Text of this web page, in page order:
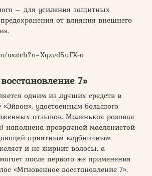
– для усиления защитных
от влияния внешнего
watch?v=Xqzvd5uFX-o
7»
одним из лучших средств в
«Эйвон», удостоенным большого
отзывов. Маленькая розовая
наполнена прозрачной маслянистой
приятным клубничным
и не жирнит волосы, а
после первого же применения
«Мгновенное восстановление 7».